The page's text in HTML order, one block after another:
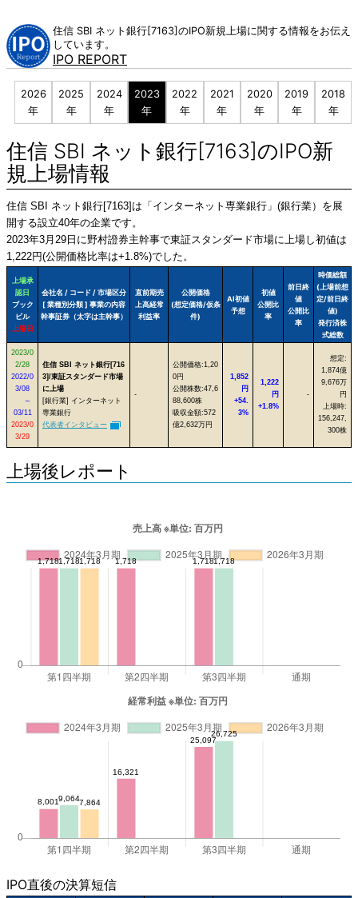
content
住信 SBI ネット銀行[7163]のIPO新規上場に関する情報をお伝え
しています。
IPO REPORT
2026
年
2025
年
2024
年
2023
年
2022
年
2021
年
2020
年
2019
年
2018
年
住信 SBI ネット銀行[7163]のIPO新
規上場情報
住信 SBI ネット銀行[7163]は「インターネット専業銀行」(銀行業）を展
開する設立40年の企業です。
2023年3月29日に野村證券主幹事で東証スタンダード市場に上場し初値は
1,222円(公開価格比率は+1.8%)でした。
上場承
認日
ブック
ビル
上場日
会社名 / コード / 市場区分
[ 業種別分類 ] 事業の内容
幹事証券（太字は主幹事）
直前期売
上高経常
利益率
公開価格
(想定価格/仮条
件)
AI初値
予想
初値
公開比
率
前日終
値
公開比
率
時価総額
(上場前想
定/前日終
値)
発行済株
式総数
2023/0
2/28
2022/0
3/08
～
03/11
2023/0
3/29
住信 SBI ネット銀行[716
3]/東証スタンダード市場
に上場
[銀行業] インターネット
専業銀行
代表者インタビュー
-
公開価格:1,20
0円
公開株数:47,6
88,600株
吸収金額:572
億2,632万円
1,852
円
+54.
3%
1,222
円
+1.8%
-
想定:
1,874億
9,676万
円
上場時:
156,247,
300株
上場後レポート
IPO直後の決算短信